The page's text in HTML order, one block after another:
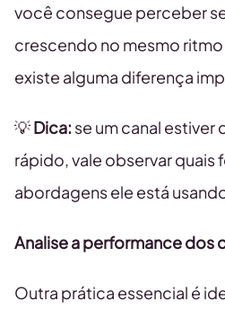
você consegue perceber
crescendo no mesmo
existe alguma diferença
💡Dica: se um canal
rápido, vale observar quais
abordagens ele está
Analise a performance dos
Outra prática essencial é